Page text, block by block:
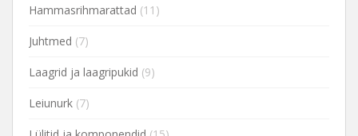
Hammasrihmarattad (11)
Juhtmed (7)
Laagrid ja laagripukid (9)
Leiunurk (7)